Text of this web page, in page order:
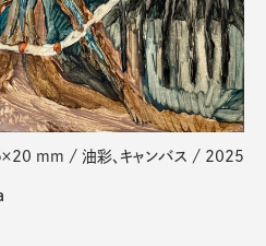
mm / 油彩、キャンバス / 2025